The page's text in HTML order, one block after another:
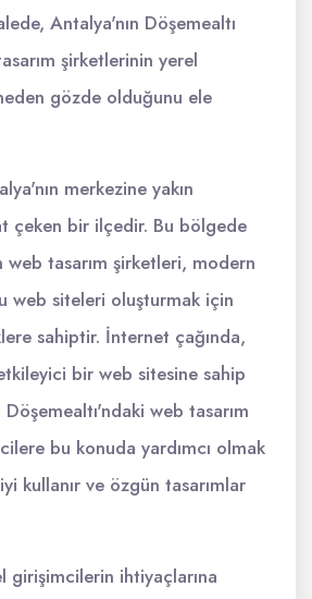
Antalya'nın Döşemealtı
şirketlerinin yerel
gözde olduğunu ele
merkezine yakın
çeken bir ilçedir. Bu bölgede
tasarım şirketleri, modern
web siteleri oluşturmak için
sahiptir. İnternet çağında,
bir web sitesine sahip
web tasarım
bu konuda yardımcı olmak
kullanır ve özgün tasarımlar
girişimcilerin ihtiyaçlarına